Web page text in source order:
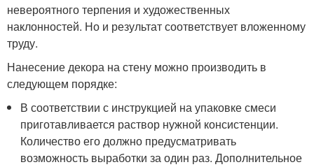
невероятного терпения и художественных
наклонностей. Но и результат соответствует вложенному
труду.
Нанесение декора на стену можно производить в
следующем порядке:
В соответствии с инструкцией на упаковке смеси
приготавливается раствор нужной консистенции.
Количество его должно предусматривать
возможность выработки за один раз. Дополнительное